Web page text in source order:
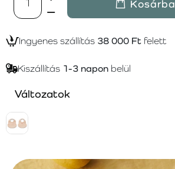
Kosárba
Ingyenes szállítás 38 000 Ft felett
Kiszállítás 1-3 napon belül
Változatok